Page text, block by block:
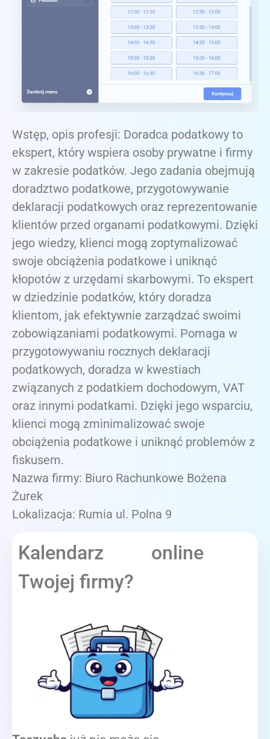
Wstęp, opis profesji: Doradca podatkowy to
ekspert, który wspiera osoby prywatne i firmy
w zakresie podatków. Jego zadania obejmują
doradztwo podatkowe, przygotowywanie
deklaracji podatkowych oraz reprezentowanie
klientów przed organami podatkowymi. Dzięki
jego wiedzy, klienci mogą zoptymalizować
swoje obciążenia podatkowe i uniknąć
kłopotów z urzędami skarbowymi. To ekspert
w dziedzinie podatków, który doradza
klientom, jak efektywnie zarządzać swoimi
zobowiązaniami podatkowymi. Pomaga w
przygotowywaniu rocznych deklaracji
podatkowych, doradza w kwestiach
związanych z podatkiem dochodowym, VAT
oraz innymi podatkami. Dzięki jego wsparciu,
klienci mogą zminimalizować swoje
obciążenia podatkowe i uniknąć problemów z
fiskusem.
Nazwa firmy: Biuro Rachunkowe Bożena
Żurek
Lokalizacja: Rumia ul. Polna 9
Kalendarz online
Twojej firmy?